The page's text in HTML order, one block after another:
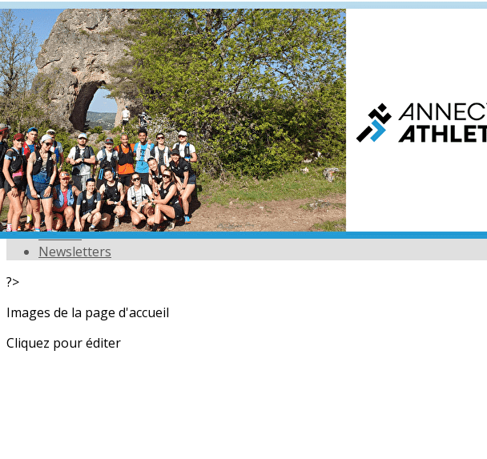
Exporter les lignes sélectionnées
Exporter toutes les colonnes
Exporter uniquement les colonnes affichées
Menu
<
>
L'équipe
Nos partenaires
Actualités
Calendrier
Photos
Newsletters
?>
Images de la page d'accueil
Cliquez pour éditer